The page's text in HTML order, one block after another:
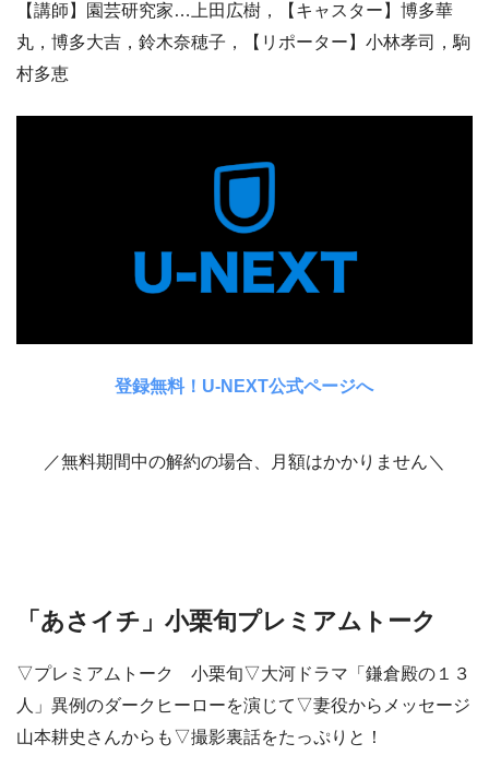
【講師】園芸研究家…上田広樹，【キャスター】博多華
丸，博多大吉，鈴木奈穂子，【リポーター】小林孝司，駒
村多恵
登録無料！U-NEXT公式ページへ
／無料期間中の解約の場合、月額はかかりません＼
「あさイチ」小栗旬プレミアムトーク
▽プレミアムトーク 小栗旬▽大河ドラマ「鎌倉殿の１３
人」異例のダークヒーローを演じて▽妻役からメッセージ
山本耕史さんからも▽撮影裏話をたっぷりと！